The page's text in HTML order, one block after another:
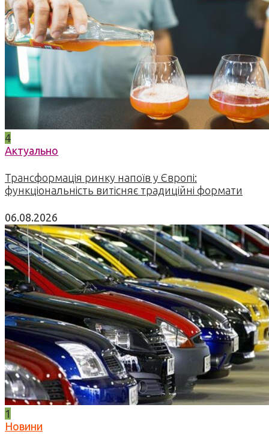
4
Актуально
Трансформація ринку напоїв у Європі:
функціональність витісняє традиційні формати
06.08.2026
1
Новини